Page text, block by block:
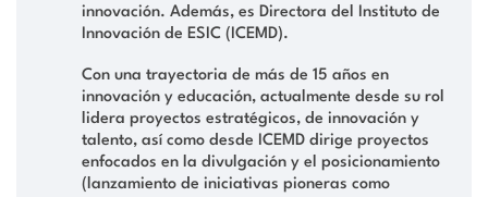
innovación. Además, es Directora del Instituto de
Innovación de ESIC (ICEMD).
Con una trayectoria de más de 15 años en
innovación y educación, actualmente desde su rol
lidera proyectos estratégicos, de innovación y
talento, así como desde ICEMD dirige proyectos
enfocados en la divulgación y el posicionamiento
(lanzamiento de iniciativas pioneras como